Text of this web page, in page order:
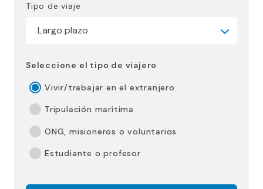
Tipo de viaje
Seleccione el tipo de viajero
Vivir/trabajar en el extranjero
Tripulación marítima
ONG, misioneros o voluntarios
Estudiante o profesor